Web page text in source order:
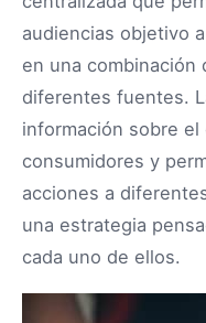
audiencias objetivo
en una combinación
diferentes fuentes.
información sobre
consumidores y
acciones a
una estrategia
cada uno de ellos.